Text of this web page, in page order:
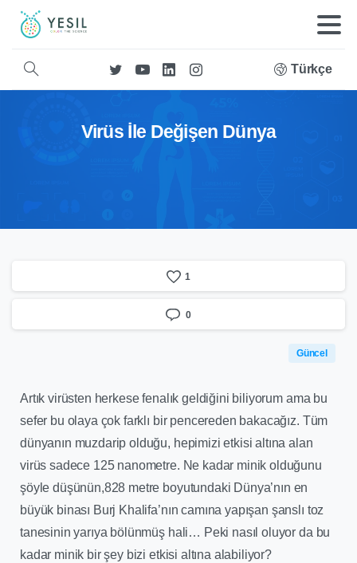
Türkçe
Virüs İle Değişen Dünya
1
0
Güncel
Artık virüsten herkese fenalık geldiğini biliyorum ama bu
sefer bu olaya çok farklı bir pencereden bakacağız. Tüm
dünyanın muzdarip olduğu, hepimizi etkisi altına alan
virüs sadece 125 nanometre. Ne kadar minik olduğunu
şöyle düşünün,828 metre boyutundaki Dünya’nın en
büyük binası Burj Khalifa’nın camına yapışan şanslı toz
tanesinin yarıya bölünmüş hali… Peki nasıl oluyor da bu
kadar minik bir şey bizi etkisi altına alabiliyor?